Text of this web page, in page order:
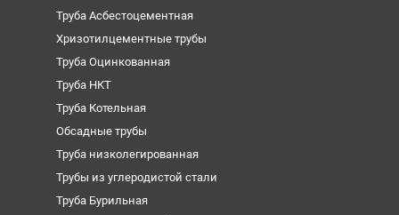
Труба Асбестоцементная
Хризотилцементные трубы
Труба Оцинкованная
Труба НКТ
Труба Котельная
Обсадные трубы
Труба низколегированная
Трубы из углеродистой стали
Труба Бурильная